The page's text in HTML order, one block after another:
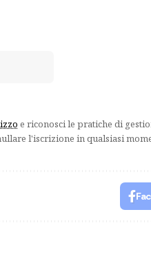
e riconosci le pratiche di
l'iscrizione in qualsiasi